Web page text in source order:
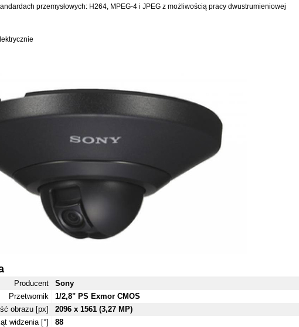
przemysłowych: H264, MPEG-4 i JPEG z możliwością pracy dwustrumieniowej
Producent
Sony
Przetwornik
1/2,8" PS Exmor CMOS
obrazu [px]
2096 x 1561 (3,27 MP)
widzenia [°]
88